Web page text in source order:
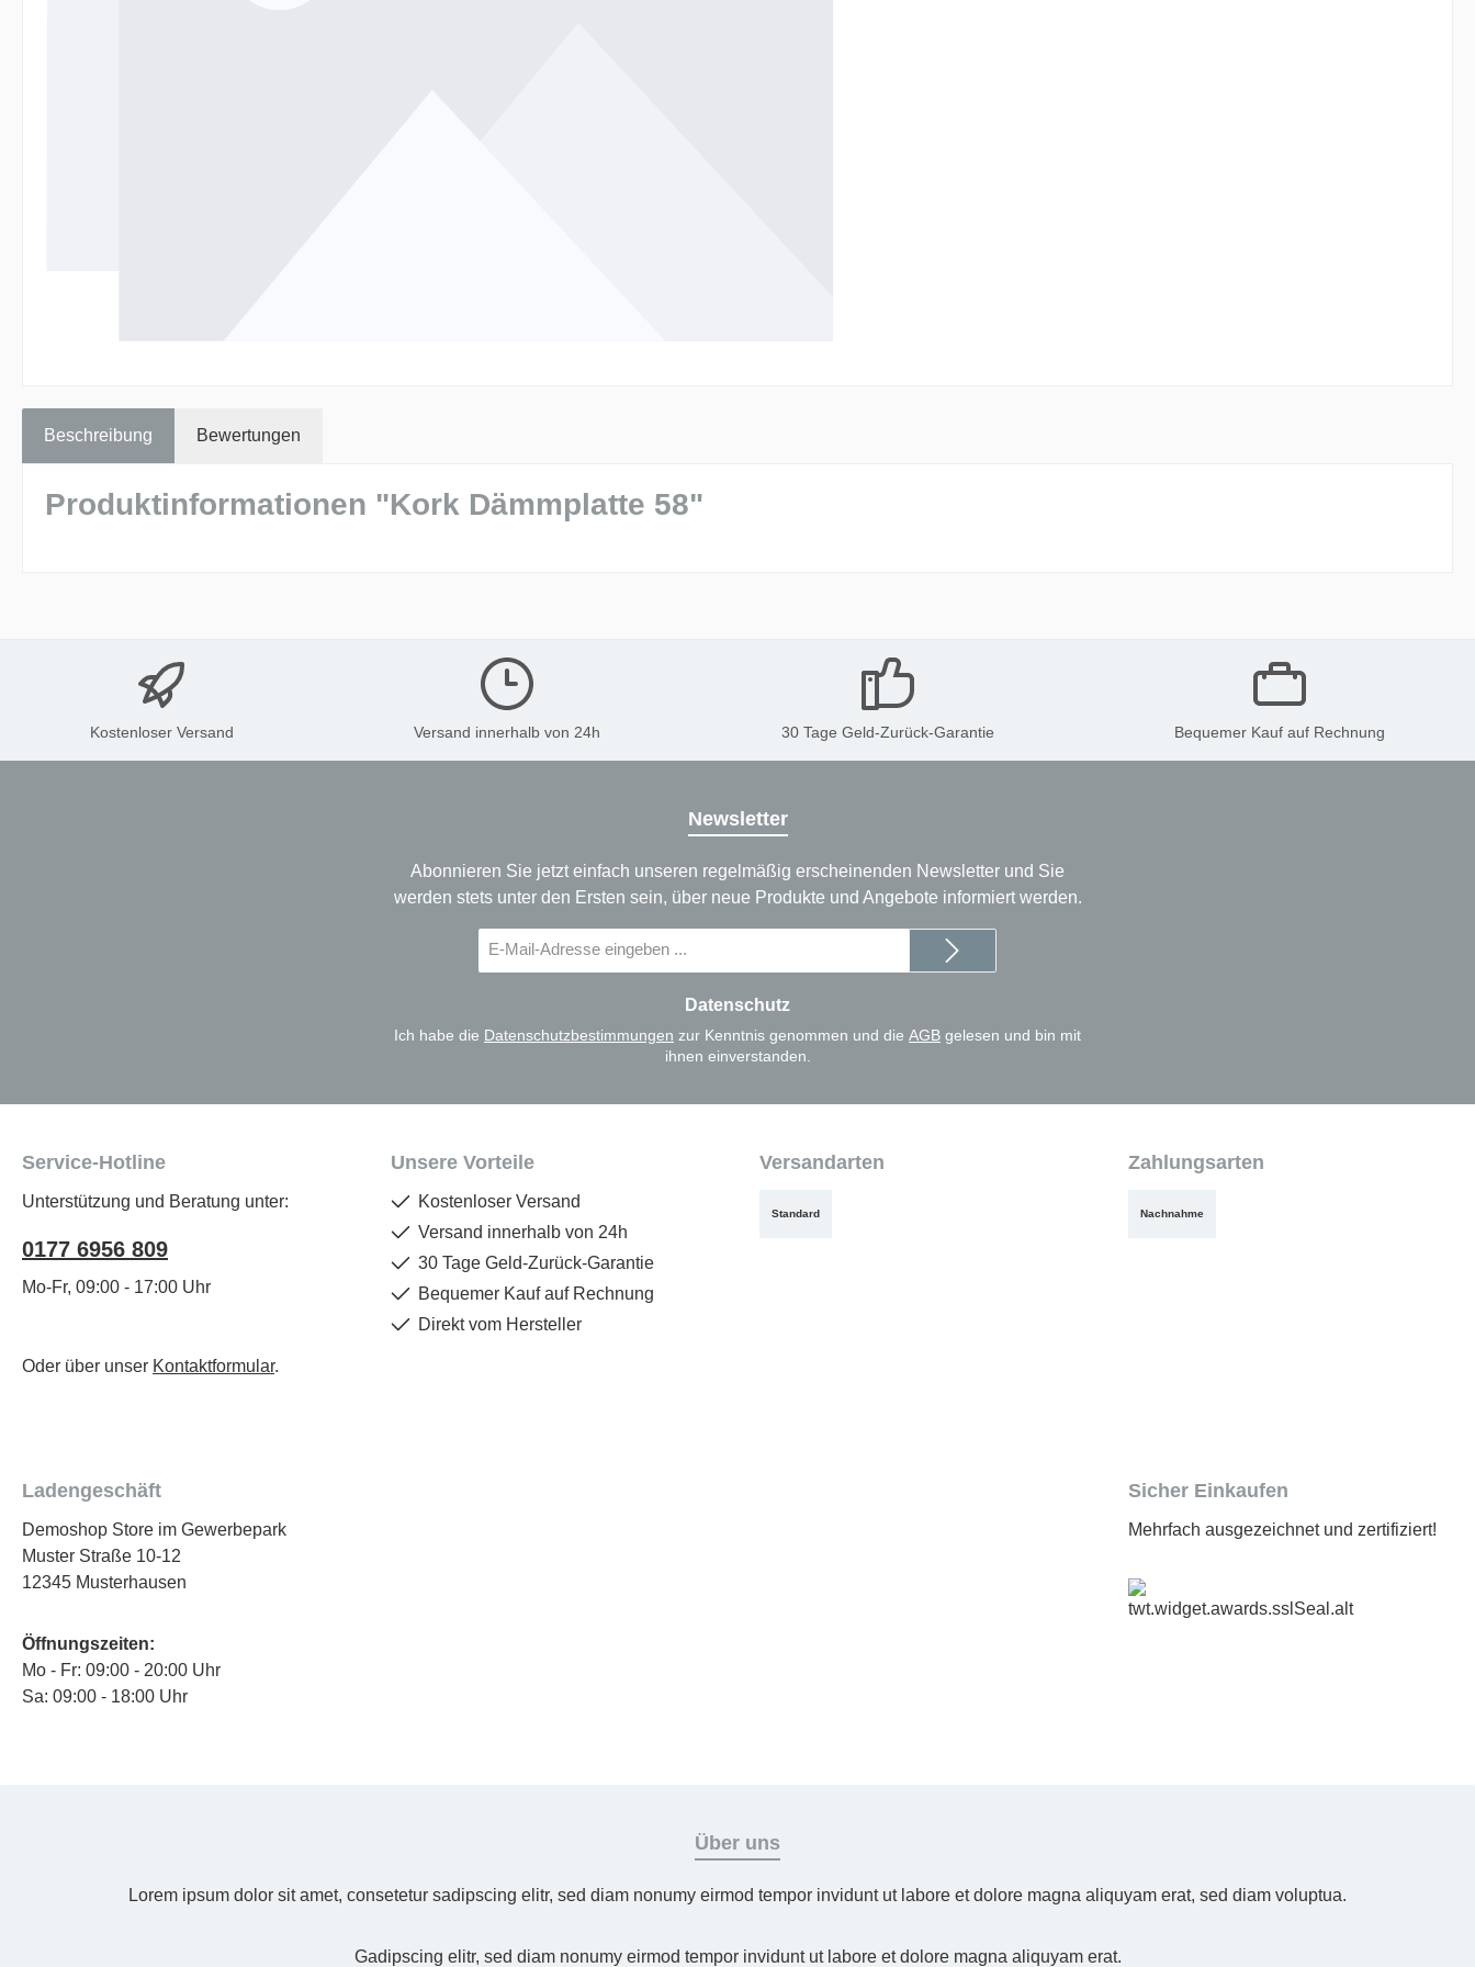
Beschreibung Bewertungen
Produktinformationen "Kork Dämmplatte 58"
Kostenloser Versand Versand innerhalb von 24h 30 Tage Geld-Zurück-Garantie Bequemer Kauf auf Rechnung
Newsletter
Abonnieren Sie jetzt einfach unseren regelmäßig erscheinenden Newsletter und Sie
werden stets unter den Ersten sein, über neue Produkte und Angebote informiert werden.
Mail-
Datenschutz
Ich habe die Datenschutzbestimmungen zur Kenntnis genommen und die AGB gelesen und bin mit
ihnen einverstanden.
Service-Hotline
Unterstützung und Beratung unter:
0177 6956 809
Mo-Fr, 09:00 - 17:00 Uhr
Oder über unser Kontaktformular.
Unsere Vorteile
Kostenloser Versand
Versand innerhalb von 24h
30 Tage Geld-Zurück-Garantie
Bequemer Kauf auf Rechnung
Direkt vom Hersteller
Versandarten
Standard
Zahlungsarten
Nachnahme
Ladengeschäft
Demoshop Store im Gewerbepark
Muster Straße 10-12
12345 Musterhausen
Öffnungszeiten:
Mo - Fr: 09:00 - 20:00 Uhr
Sa: 09:00 - 18:00 Uhr
Sicher Einkaufen
Mehrfach ausgezeichnet und zertifiziert!
Über uns
Lorem ipsum dolor sit amet, consetetur sadipscing elitr, sed diam nonumy eirmod tempor invidunt ut labore et dolore magna aliquyam erat, sed diam voluptua.
Gadipscing elitr, sed diam nonumy eirmod tempor invidunt ut labore et dolore magna aliquyam erat.